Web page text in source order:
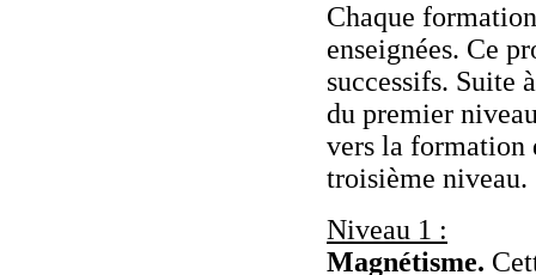
Chaque
enseignées. Ce
successifs. Suite
du premier
vers la formation
troisième niveau.
Niveau 1 :
Magnétisme.